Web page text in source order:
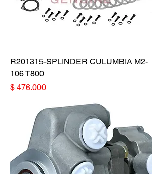
R201315-SPLINDER CULUMBIA M2-
106 T800
Precio
$ 476.000